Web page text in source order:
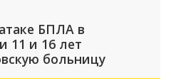
БПЛА в
11 и 16 лет
больницу